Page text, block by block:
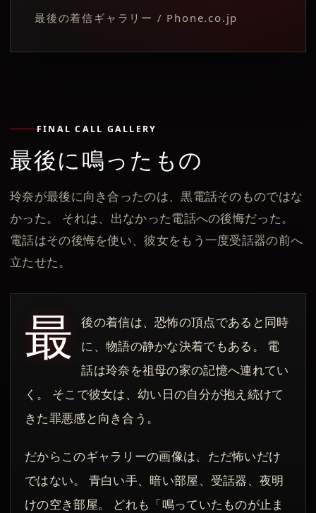
最後の着信ギャラリー / Phone.co.jp
FINAL CALL GALLERY
最後に鳴ったもの
玲奈が最後に向き合ったのは、黒電話そのものではな
かった。 それは、出なかった電話への後悔だった。
電話はその後悔を使い、彼女をもう一度受話器の前へ
立たせた。
最
後の着信は、恐怖の頂点であると同時
に、物語の静かな決着でもある。 電
話は玲奈を祖母の家の記憶へ連れてい
く。 そこで彼女は、幼い日の自分が抱え続けて
きた罪悪感と向き合う。
だからこのギャラリーの画像は、ただ怖いだけ
ではない。 青白い手、暗い部屋、受話器、夜明
けの空き部屋。 どれも「鳴っていたものが止ま